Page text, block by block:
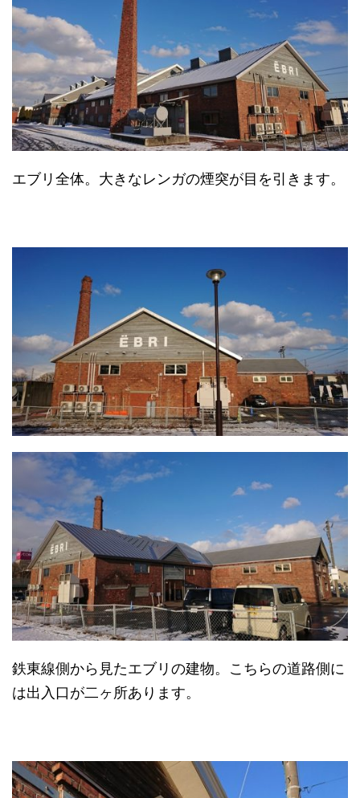
エブリ全体。大きなレンガの煙突が目を引きます。
鉄東線側から見たエブリの建物。こちらの道路側に
は出入口が二ヶ所あります。